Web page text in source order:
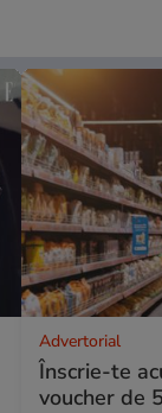
Advertorial
Înscrie-te
voucher de